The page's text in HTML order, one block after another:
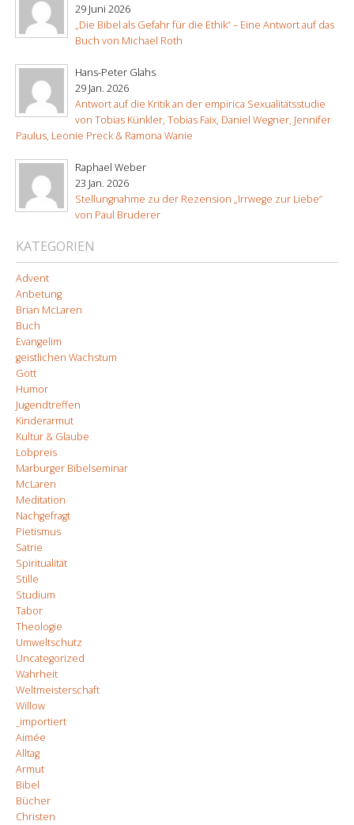
29 Juni 2026
„Die Bibel als Gefahr für die Ethik“ – Eine Antwort auf das
Buch von Michael Roth
Hans-Peter Glahs
29 Jan. 2026
Antwort auf die Kritik an der empirica Sexualitätsstudie
von Tobias Künkler, Tobias Faix, Daniel Wegner, Jennifer
Paulus, Leonie Preck & Ramona Wanie
Raphael Weber
23 Jan. 2026
Stellungnahme zu der Rezension „Irrwege zur Liebe“
von Paul Bruderer
KATEGORIEN
Advent
Anbetung
Brian McLaren
Buch
Evangelim
geistlichen Wachstum
Gott
Humor
Jugendtreffen
Kinderarmut
Kultur & Glaube
Lobpreis
Marburger Bibelseminar
McLaren
Meditation
Nachgefragt
Pietismus
Satrie
Spiritualität
Stille
Studium
Tabor
Theologie
Umweltschutz
Uncategorized
Wahrheit
Weltmeisterschaft
Willow
_importiert
Aimée
Alltag
Armut
Bibel
Bücher
Christen